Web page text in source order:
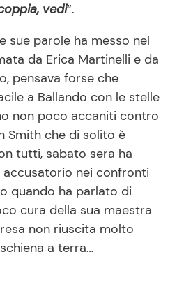
vedi“.
sue parole ha messo nel
da Erica Martinelli e da
pensava forse che
a Ballando con le stelle
non poco accaniti contro
Smith che di solito è
tutti, sabato sera ha
nei confronti
quando ha parlato di
cura della sua maestra
non riuscita molto
a terra…